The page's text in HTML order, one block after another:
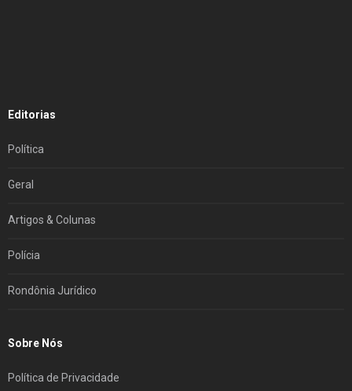
Editorias
Política
Geral
Artigos & Colunas
Polícia
Rondônia Jurídico
Sobre Nós
Política de Privacidade